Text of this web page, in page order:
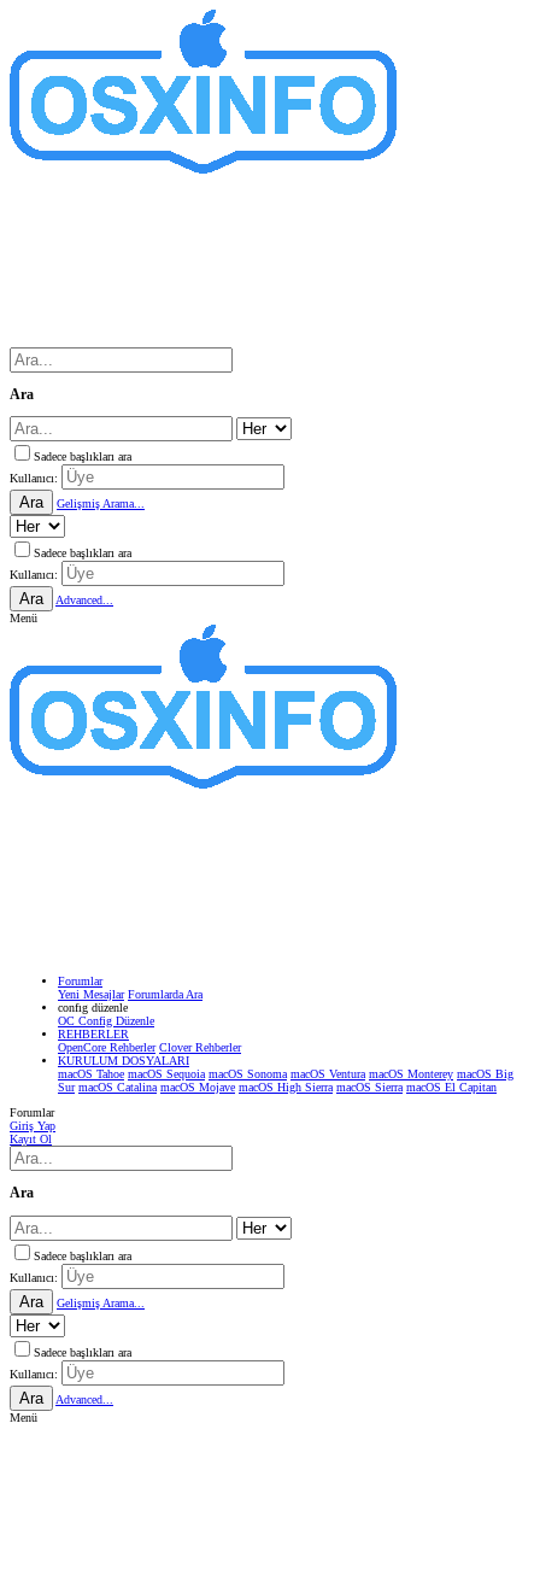
Ara
Sadece başlıkları ara
Kullanıcı:
Ara Gelişmiş Arama...
Sadece başlıkları ara
Kullanıcı:
Ara
Advanced...
Menü
Forumlar
Yeni Mesajlar Forumlarda Ara
confıg düzenle
OC Config Düzenle
REHBERLER
OpenCore Rehberler Clover Rehberler
KURULUM DOSYALARI
macOS Tahoe macOS Sequoia macOS Sonoma macOS Ventura macOS Monterey macOS Big
Sur macOS Catalina macOS Mojave macOS High Sierra macOS Sierra macOS El Capitan
Forumlar
Giriş Yap
Kayıt Ol
Ara
Sadece başlıkları ara
Kullanıcı:
Ara Gelişmiş Arama...
Sadece başlıkları ara
Kullanıcı:
Ara
Advanced...
Menü